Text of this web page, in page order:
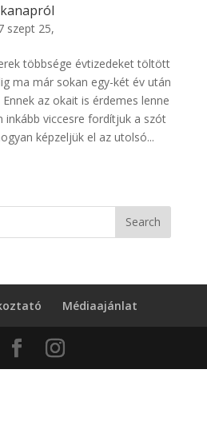
szept 25,
többsége évtizedeket töltött
ma már sokan egy-két év után
az okait is érdemes lenne
inkább viccesre fordítjuk a szót
képzeljük el az utolsó...
Médiaajánlat